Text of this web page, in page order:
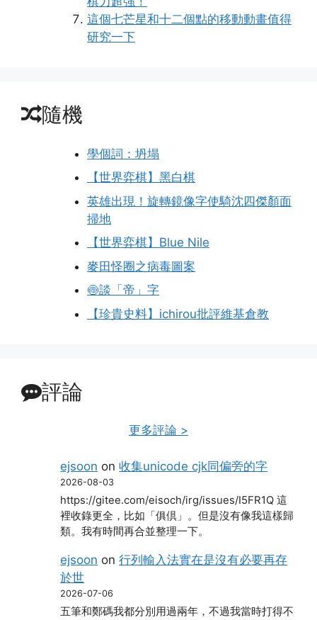
這個七芒星和十二個點的移動動畫值得
研究一下
隨機
學個詞：坍塌
【世界弈棋】黑白棋
英雄出現！旋轉鏡像字使騎沈四傑顏面
掃地
【世界弈棋】Blue Nile
麥田怪圈之病毒圖案
🍥談「帝」字
【珍貴史料】ichirou批評維基倉教
評論
更多評論 >
ejsoon on收集unicode cjk同偏旁的字
2026-08-03
https://gitee.com/eisoch/irg/issues/I5FR1Q 這
裡收錄更全，比如「俱倶」。但是沒有像我這樣歸
類。我有時間再合並整理一下。
ejsoon on行列輸入法實在是沒有必要再存
於世
2026-07-06
五筆和鄭碼我都分別用過兩年，不過我當時打得不